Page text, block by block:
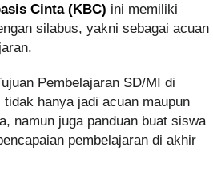
Cinta (KBC) ini memiliki
silabus, yakni sebagai acuan
Pembelajaran SD/MI di
hanya jadi acuan maupun
namun juga panduan buat siswa
pembelajaran di akhir